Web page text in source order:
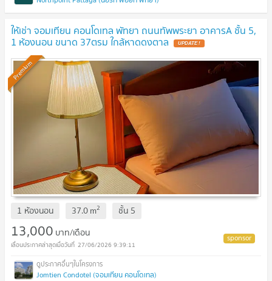
ให้เช่า จอมเทียน คอนโดเทล พัทยา ถนนทัพพระยา อาคารA ชั้น 5,
1 ห้องนอน ขนาด 37ตรม ใกล้หาดดงตาล
Premium
1 ห้องนอน 37.0m2 ชั้น 5
13,000 บาท/เดือน
27/06/2026 9:39:11
Jomtien Condotel (จอมเทียน คอนโดเทล)